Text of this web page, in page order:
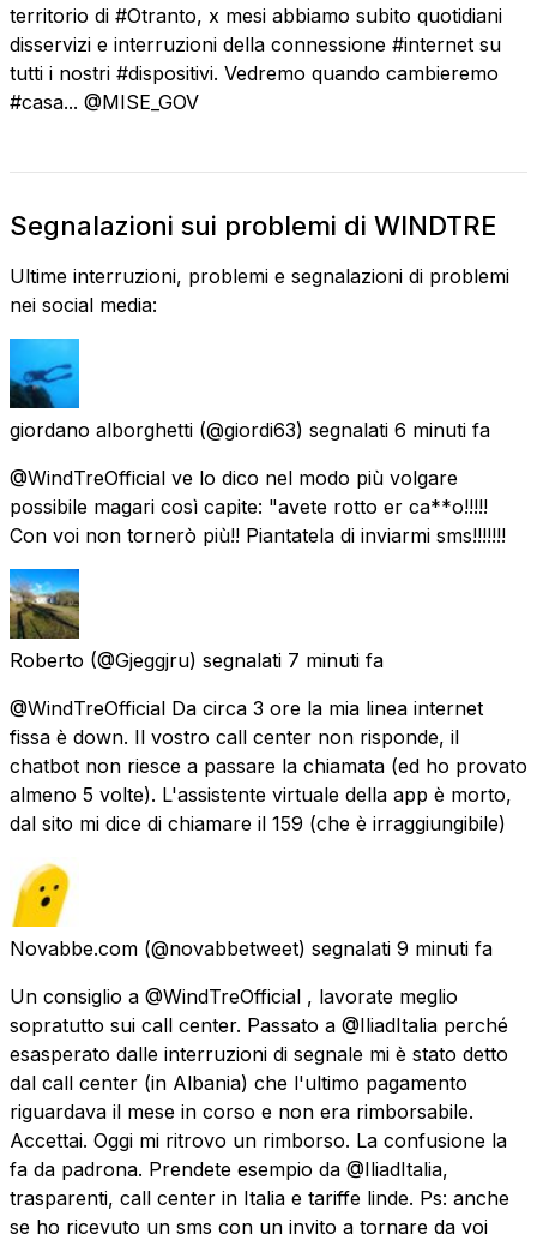
territorio di #Otranto, x mesi abbiamo subito quotidiani
disservizi e interruzioni della connessione #internet su
tutti i nostri #dispositivi. Vedremo quando cambieremo
#casa... @MISE_GOV
Segnalazioni sui problemi di WINDTRE
Ultime interruzioni, problemi e segnalazioni di problemi
nei social media:
giordano alborghetti (@giordi63) segnalati 6 minuti fa
@WindTreOfficial ve lo dico nel modo più volgare
possibile magari così capite: "avete rotto er ca**o!!!!!
Con voi non tornerò più!! Piantatela di inviarmi sms!!!!!!!
Roberto (@Gjeggjru) segnalati 7 minuti fa
@WindTreOfficial Da circa 3 ore la mia linea internet
fissa è down. Il vostro call center non risponde, il
chatbot non riesce a passare la chiamata (ed ho provato
almeno 5 volte). L'assistente virtuale della app è morto,
dal sito mi dice di chiamare il 159 (che è irraggiungibile)
Novabbe.com (@novabbetweet) segnalati 9 minuti fa
Un consiglio a @WindTreOfficial , lavorate meglio
sopratutto sui call center. Passato a @IliadItalia perché
esasperato dalle interruzioni di segnale mi è stato detto
dal call center (in Albania) che l'ultimo pagamento
riguardava il mese in corso e non era rimborsabile.
Accettai. Oggi mi ritrovo un rimborso. La confusione la
fa da padrona. Prendete esempio da @IliadItalia,
trasparenti, call center in Italia e tariffe linde. Ps: anche
se ho ricevuto un sms con un invito a tornare da voi